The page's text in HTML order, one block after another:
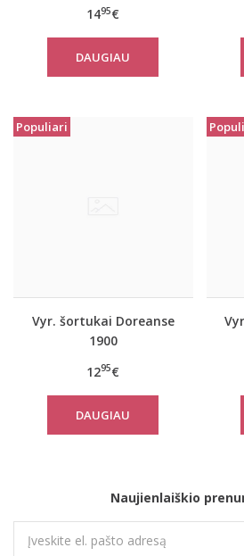
1495€
DAUGIAU
Populiari
Vyr. šortukai Doreanse
1900
1295€
DAUGIAU
Naujienlaiškio